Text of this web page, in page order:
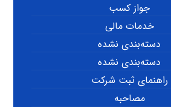
جواز کسب
خدمات مالی
دسته‌بندی نشده
دسته‌بندی نشده
راهنمای ثبت شرکت
مصاحبه